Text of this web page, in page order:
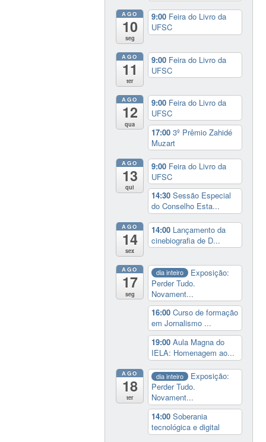
AGO
10
seg
9:00 Feira do Livro da
UFSC
AGO
11
ter
9:00 Feira do Livro da
UFSC
AGO
12
qua
9:00 Feira do Livro da
UFSC
17:003º Prêmio Zahidé
Muzart
AGO
13
qui
9:00 Feira do Livro da
UFSC
14:30Sessão Especial
do Conselho Esta...
AGO
14
sex
14:00 Lançamento da
cinebiografia de D...
AGO
17
seg
dia inteiro
Exposição:
Perder Tudo.
Novament...
16:00Curso de formação
em Jornalismo ...
19:00Aula Magna do
IELA: Homenagem ao...
AGO
18
ter
dia inteiro
Exposição:
Perder Tudo.
Novament...
14:00Soberania
tecnológica e digital